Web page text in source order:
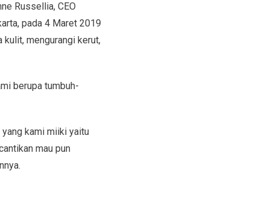
Russellia, CEO
pada 4 Maret 2019
kulit, mengurangi kerut,
berupa tumbuh-
kami miiki yaitu
mau pun